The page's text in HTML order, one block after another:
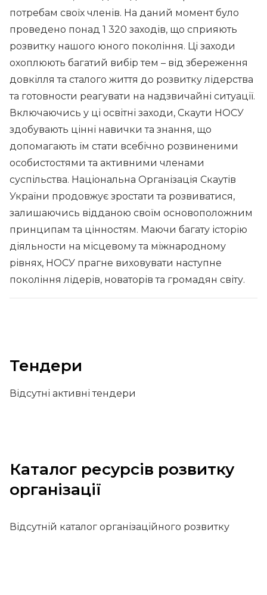
потребам своїх членів. На даний момент було
проведено понад 1 320 заходів, що сприяють
розвитку нашого юного покоління. Ці заходи
охоплюють багатий вибір тем – від збереження
довкілля та сталого життя до розвитку лідерства
та готовности реагувати на надзвичайні ситуації.
Включаючись у ці освітні заходи, Скаути НОСУ
здобувають цінні навички та знання, що
допомагають їм стати всебічно розвиненими
особистостями та активними членами
суспільства. Національна Організація Скаутів
України продовжує зростати та розвиватися,
залишаючись відданою своїм основоположним
принципам та цінностям. Маючи багату історію
діяльности на місцевому та міжнародному
рівнях, НОСУ прагне виховувати наступне
покоління лідерів, новаторів та громадян світу.
Тендери
Відсутні активні тендери
Каталог ресурсів розвитку
організації
Відсутній каталог організаційного розвитку